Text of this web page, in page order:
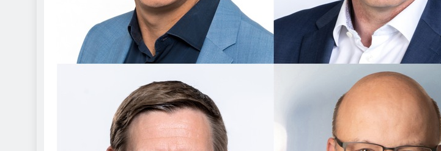
Bundespolizeidirektion München: Beinahekollision
Gefährlichen Eingriffs In Den Bahnverkehr
5. August 2026